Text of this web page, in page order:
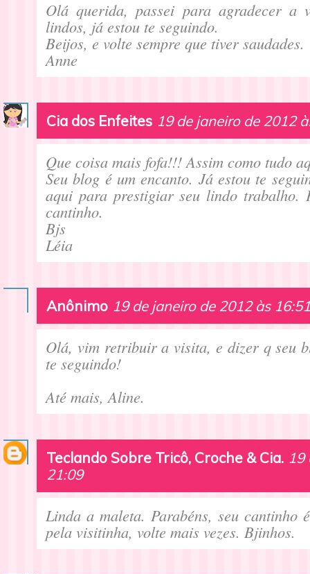
Olá querida, passei para agradecer a
lindos, já estou te seguindo.
Beijos, e volte sempre que tiver saudades.
Anne
Cia dos Enfeites 19 de janeiro de 2012
Que coisa mais fofa!!! Assim como tudo
Seu blog é um encanto. Já estou te
aqui para prestigiar seu lindo trabalho.
cantinho.
Bjs
Léia
Anônimo 19 de janeiro de 2012 às 16:51
Olá, vim retribuir a visita, e dizer q seu
te seguindo!
Até mais, Aline.
Teclando Sobre Tricô, Croche & Cia. 19
21:09
Linda a maleta. Parabéns, seu cantinho
pela visitinha, volte mais vezes. Bjinhos.